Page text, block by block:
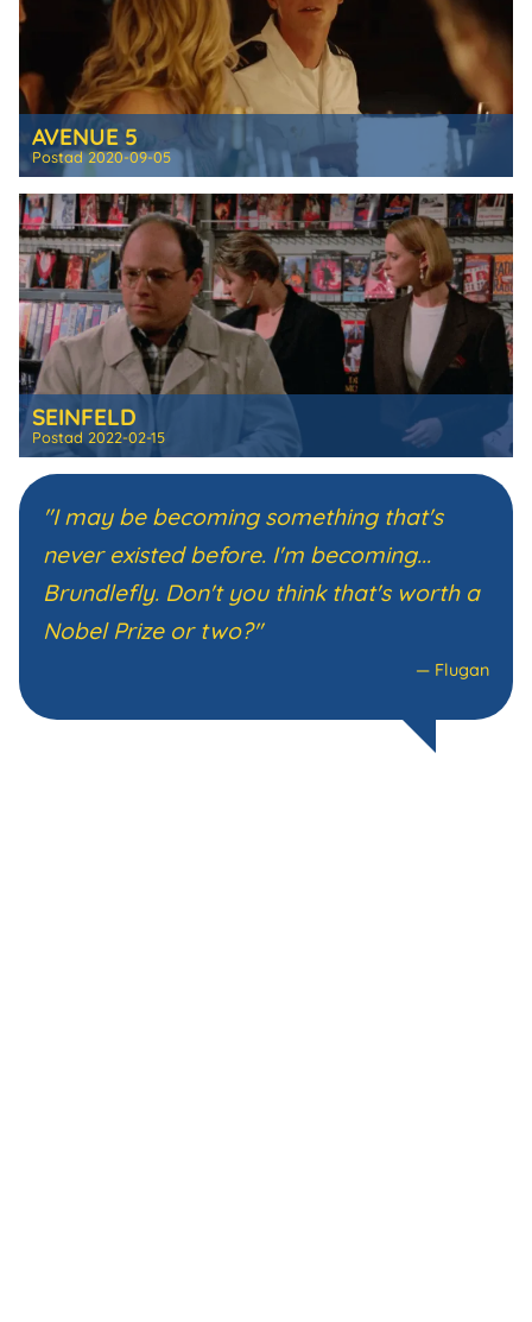
AVENUE 5
Postad2020-09-05
SEINFELD
Postad 2022-02-15
"I may be becoming something that's
never existed before. I'm becoming...
Brundlefly. Don't you think that's worth a
Nobel Prize or two?"
— Flugan